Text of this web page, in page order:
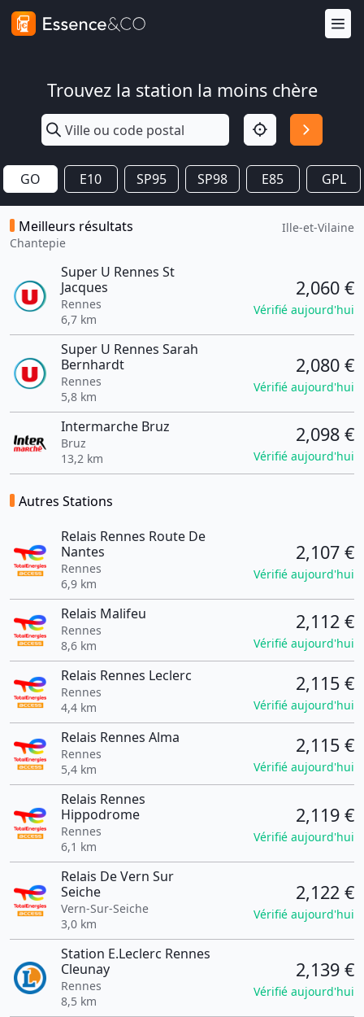
Trouvez la station la moins chère
GO E10 SP95 SP98 E85 GPL
Meilleurs résultats
Chantepie
Ille-et-Vilaine
Super U Rennes St
Jacques
Rennes
6,7 km
2,060 €
Vérifié aujourd'hui
Super U Rennes Sarah
Bernhardt
Rennes
5,8 km
2,080 €
Vérifié aujourd'hui
Intermarche Bruz
Bruz
13,2 km
2,098 €
Vérifié aujourd'hui
Autres Stations
Relais Rennes Route De
Nantes
Rennes
6,9 km
2,107 €
Vérifié aujourd'hui
Relais Malifeu
Rennes
8,6 km
2,112 €
Vérifié aujourd'hui
Relais Rennes Leclerc
Rennes
4,4 km
2,115 €
Vérifié aujourd'hui
Relais Rennes Alma
Rennes
5,4 km
2,115 €
Vérifié aujourd'hui
Relais Rennes
Hippodrome
Rennes
6,1 km
2,119 €
Vérifié aujourd'hui
Relais De Vern Sur
Seiche
Vern-Sur-Seiche
3,0 km
2,122 €
Vérifié aujourd'hui
Station E.Leclerc Rennes
Cleunay
Rennes
8,5 km
2,139 €
Vérifié aujourd'hui